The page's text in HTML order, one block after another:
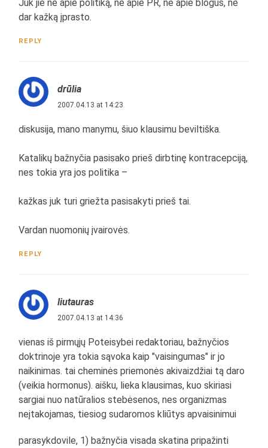
Juk jie ne apie politiką, ne apie PR, ne apie blogus, ne
dar kažką įprasto.
REPLY
drūlia
2007.04.13 at 14:23
diskusija, mano manymu, šiuo klausimu beviltiška.
Katalikų bažnyčia pasisako prieš dirbtinę kontracepciją,
nes tokia yra jos politika –
kažkas juk turi griežta pasisakyti prieš tai.
Vardan nuomonių įvairovės.
REPLY
liutauras
2007.04.13 at 14:36
vienas iš pirmųjų Poteisybei redaktoriau, bažnyčios
doktrinoje yra tokia sąvoka kaip "vaisingumas" ir jo
naikinimas. tai cheminės priemonės akivaizdžiai tą daro
(veikia hormonus). aišku, lieka klausimas, kuo skiriasi
sargiai nuo natūralios stebėsenos, nes organizmas
neįtakojamas, tiesiog sudaromos kliūtys apvaisinimui
parasykdovile, 1) bažnyčia visada skatina pripažinti